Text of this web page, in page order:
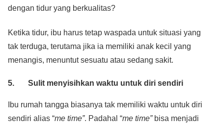
dengan tidur yang berkualitas?
Ketika tidur, ibu harus tetap waspada untuk situasi yang
tak terduga, terutama jika ia memiliki anak kecil yang
menangis, menuntut sesuatu atau sedang sakit.
5. Sulit menyisihkan waktu untuk diri sendiri
Ibu rumah tangga biasanya tak memiliki waktu untuk diri
sendiri alias “me time”. Padahal “me time”bisa menjadi